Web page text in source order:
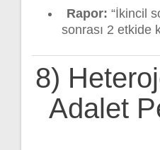
Rapor: “İkincil
sonrası 2 etkide
8)
Adalet